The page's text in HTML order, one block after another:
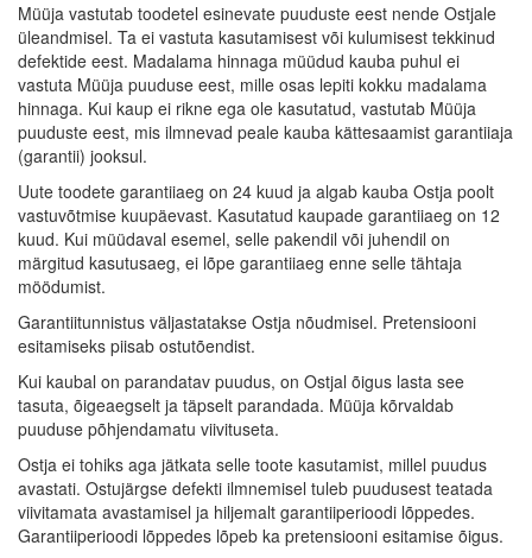
Müüja vastutab toodetel esinevate puuduste eest nende Ostjale
üleandmisel. Ta ei vastuta kasutamisest või kulumisest tekkinud
defektide eest. Madalama hinnaga müüdud kauba puhul ei
vastuta Müüja puuduse eest, mille osas lepiti kokku madalama
hinnaga. Kui kaup ei rikne ega ole kasutatud, vastutab Müüja
puuduste eest, mis ilmnevad peale kauba kättesaamist garantiiaja
(garantii) jooksul.
Uute toodete garantiiaeg on 24 kuud ja algab kauba Ostja poolt
vastuvõtmise kuupäevast. Kasutatud kaupade garantiiaeg on 12
kuud. Kui müüdaval esemel, selle pakendil või juhendil on
märgitud kasutusaeg, ei lõpe garantiiaeg enne selle tähtaja
möödumist.
Garantiitunnistus väljastatakse Ostja nõudmisel. Pretensiooni
esitamiseks piisab ostutõendist.
Kui kaubal on parandatav puudus, on Ostjal õigus lasta see
tasuta, õigeaegselt ja täpselt parandada. Müüja kõrvaldab
puuduse põhjendamatu viivituseta.
Ostja ei tohiks aga jätkata selle toote kasutamist, millel puudus
avastati. Ostujärgse defekti ilmnemisel tuleb puudusest teatada
viivitamata avastamisel ja hiljemalt garantiiperioodi lõppedes.
Garantiiperioodi lõppedes lõpeb ka pretensiooni esitamise õigus.